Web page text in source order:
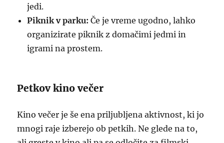
jedi.
Piknik v parku: Če je vreme ugodno, lahko
organizirate piknik z domačimi jedmi in
igrami na prostem.
Petkov kino večer
Kino večer je še ena priljubljena aktivnost, ki jo
mnogi raje izberejo ob petkih. Ne glede na to,